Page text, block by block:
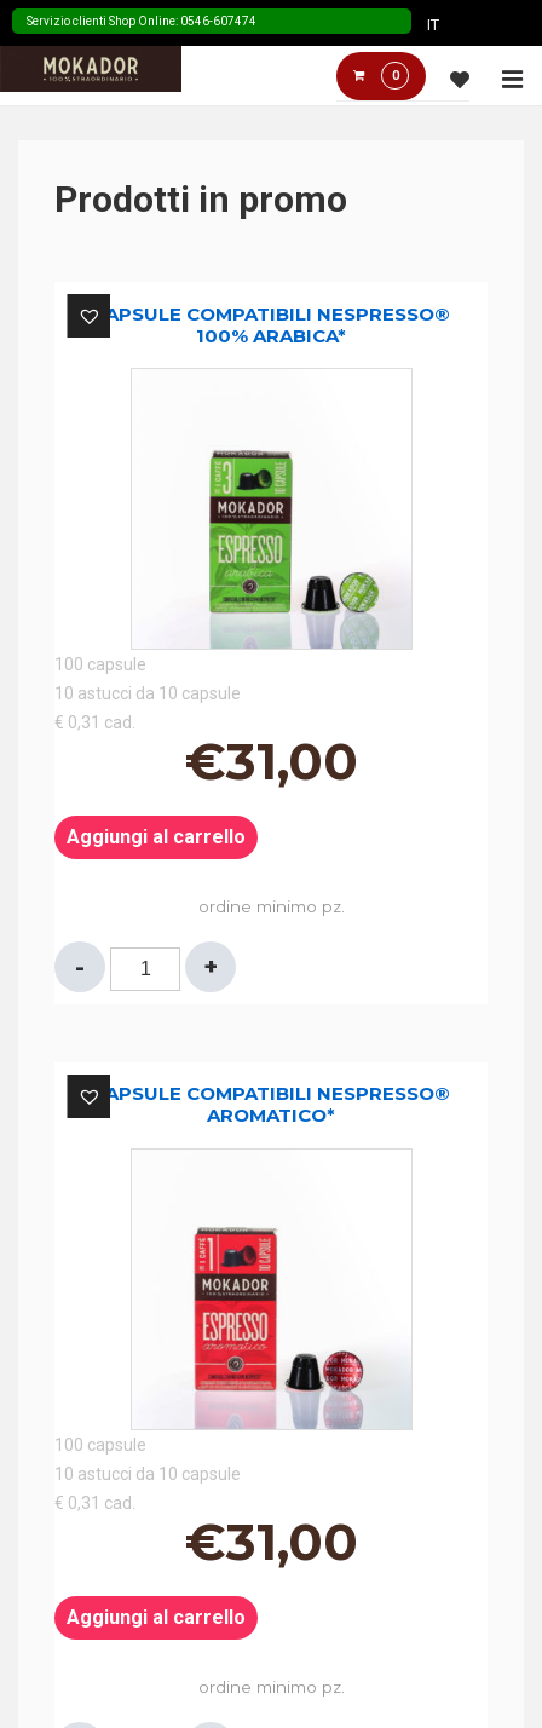
Skip
Servizio clienti Shop Online: 0546-607474 IT
Menù
Principale
0
Prodotti in promo
CAPSULE COMPATIBILI NESPRESSO®
100% ARABICA*
100 capsule
10 astucci da 10 capsule
€ 0,31 cad.
€31,00
Aggiungi al carrello
ordine minimo pz.
CAPSULE
COMPATIBILI
ARABICA*
quantità
CAPSULE COMPATIBILI NESPRESSO®
AROMATICO*
100 capsule
10 astucci da 10 capsule
€ 0,31 cad.
€31,00
Aggiungi al carrello
ordine minimo pz.